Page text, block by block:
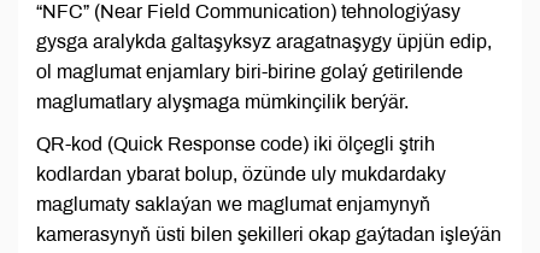
“NFC” (Near Field Communication) tehnologiýasy
gysga aralykda galtaşyksyz aragatnaşygy üpjün edip,
ol maglumat enjamlary biri-birine golaý getirilende
maglumatlary alyşmaga mümkinçilik berýär.
QR-kod (Quick Response code) iki ölçegli ştrih
kodlardan ybarat bolup, özünde uly mukdardaky
maglumaty saklaýan we maglumat enjamynyň
kamerasynyň üsti bilen şekilleri okap gaýtadan işleýän